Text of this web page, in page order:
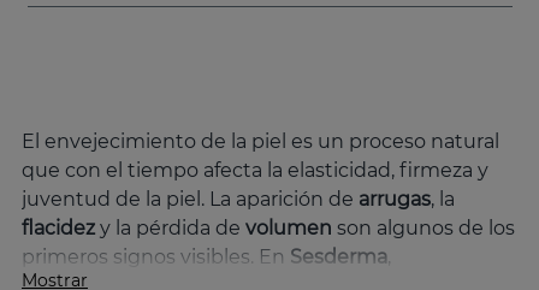
El envejecimiento de la piel es un proceso natural
que con el tiempo afecta la elasticidad, firmeza y
juventud de la piel. La aparición de arrugas, la
flacidez y la pérdida de volumen son algunos de los
primeros signos visibles. En Sesderma,
Mostrar